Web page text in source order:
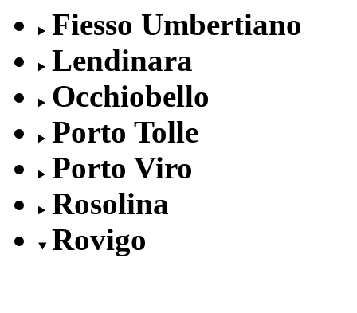
Fiesso Umbertiano
Lendinara
Occhiobello
Porto Tolle
Porto Viro
Rosolina
Rovigo